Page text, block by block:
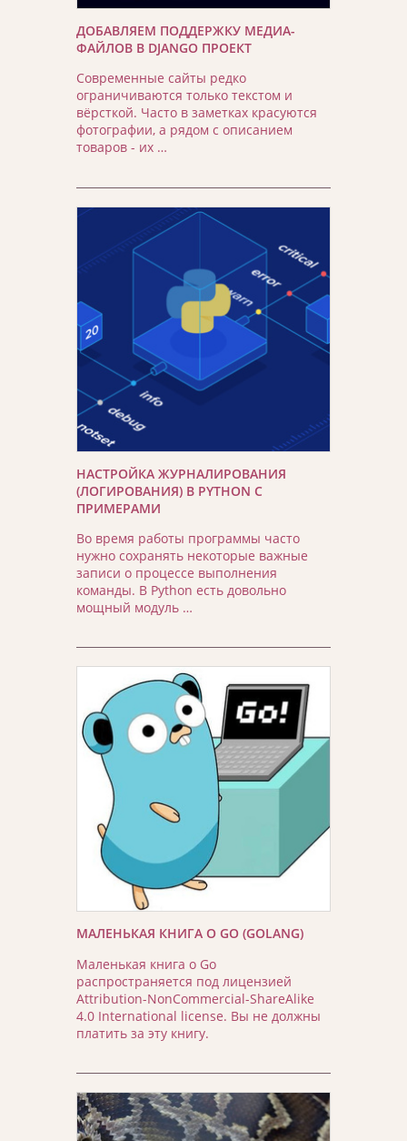
ДОБАВЛЯЕМ ПОДДЕРЖКУ МЕДИА-
ФАЙЛОВ В DJANGO ПРОЕКТ
Современные сайты редко
ограничиваются только текстом и
вёрсткой. Часто в заметках красуются
фотографии, а рядом с описанием
товаров - их …
НАСТРОЙКА ЖУРНАЛИРОВАНИЯ
(ЛОГИРОВАНИЯ) В PYTHON С
ПРИМЕРАМИ
Во время работы программы часто
нужно сохранять некоторые важные
записи о процессе выполнения
команды. В Python есть довольно
мощный модуль …
МАЛЕНЬКАЯ КНИГА О GO (GOLANG)
Маленькая книга о Go
распространяется под лицензией
Attribution-NonCommercial-ShareAlike
4.0 International license. Вы не должны
платить за эту книгу.